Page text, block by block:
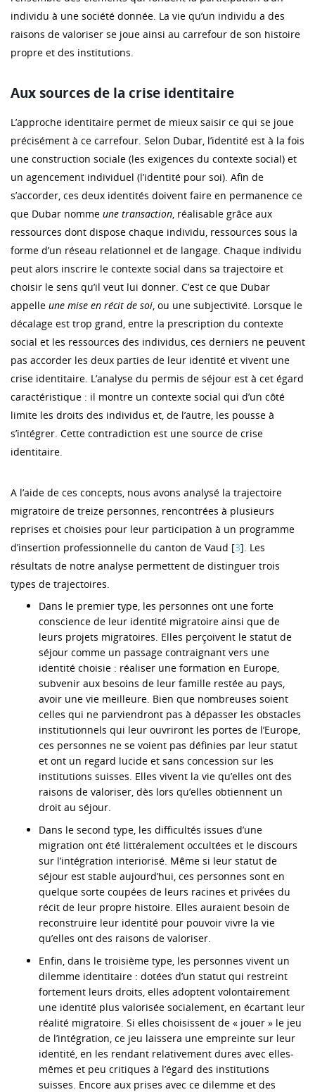
individu à une société donnée. La vie qu’un individu a des
raisons de valoriser se joue ainsi au carrefour de son histoire
propre et des institutions.
Aux sources de la crise identitaire
L’approche identitaire permet de mieux saisir ce qui se joue
précisément à ce carrefour. Selon Dubar, l’identité est à la fois
une construction sociale (les exigences du contexte social) et
un agencement individuel (l’identité pour soi). Afin de
s’accorder, ces deux identités doivent faire en permanence ce
que Dubar nomme une transaction, réalisable grâce aux
ressources dont dispose chaque individu, ressources sous la
forme d’un réseau relationnel et de langage. Chaque individu
peut alors inscrire le contexte social dans sa trajectoire et
choisir le sens qu’il veut lui donner. C’est ce que Dubar
appelle une mise en récit de soi, ou une subjectivité. Lorsque le
décalage est trop grand, entre la prescription du contexte
social et les ressources des individus, ces derniers ne peuvent
pas accorder les deux parties de leur identité et vivent une
crise identitaire. L’analyse du permis de séjour est à cet égard
caractéristique : il montre un contexte social qui d’un côté
limite les droits des individus et, de l’autre, les pousse à
s’intégrer. Cette contradiction est une source de crise
identitaire.
A l’aide de ces concepts, nous avons analysé la trajectoire
migratoire de treize personnes, rencontrées à plusieurs
reprises et choisies pour leur participation à un programme
d’insertion professionnelle du canton de Vaud [3]. Les
résultats de notre analyse permettent de distinguer trois
types de trajectoires.
Dans le premier type, les personnes ont une forte
conscience de leur identité migratoire ainsi que de
leurs projets migratoires. Elles perçoivent le statut de
séjour comme un passage contraignant vers une
identité choisie : réaliser une formation en Europe,
subvenir aux besoins de leur famille restée au pays,
avoir une vie meilleure. Bien que nombreuses soient
celles qui ne parviendront pas à dépasser les obstacles
institutionnels qui leur ouvriront les portes de l’Europe,
ces personnes ne se voient pas définies par leur statut
et ont un regard lucide et sans concession sur les
institutions suisses. Elles vivent la vie qu’elles ont des
raisons de valoriser, dès lors qu’elles obtiennent un
droit au séjour.
Dans le second type, les difficultés issues d’une
migration ont été littéralement occultées et le discours
sur l’intégration interiorisé. Même si leur statut de
séjour est stable aujourd’hui, ces personnes sont en
quelque sorte coupées de leurs racines et privées du
récit de leur propre histoire. Elles auraient besoin de
reconstruire leur identité pour pouvoir vivre la vie
qu’elles ont des raisons de valoriser.
Enfin, dans le troisième type, les personnes vivent un
dilemme identitaire : dotées d’un statut qui restreint
fortement leurs droits, elles adoptent volontairement
une identité plus valorisée socialement, en écartant leur
réalité migratoire. Si elles choisissent de « jouer » le jeu
de l’intégration, ce jeu laissera une empreinte sur leur
identité, en les rendant relativement dures avec elles-
mêmes et peu critiques à l’égard des institutions
suisses. Encore aux prises avec ce dilemme et des